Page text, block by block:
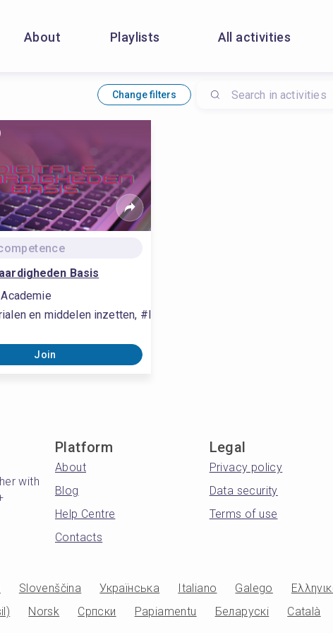
About Playlists All activities
Change filters
de “klant” richten, #Instructies en procedures opvolgen,
Basis
en middelen inzetten, #Instructies en procedures
Join
with
Platform
About
Blog
Help Centre
Contacts
Legal
Privacy policy
Data security
Terms of use
Slovenščina Українська Italiano Galego
Norsk Српски Papiamentu Беларускі Català